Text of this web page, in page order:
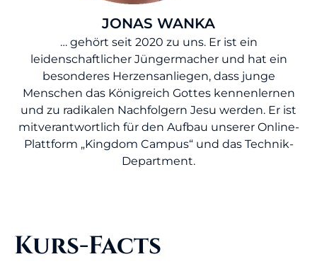
JONAS WANKA
… gehört seit 2020 zu uns. Er ist ein
leidenschaftlicher Jüngermacher und hat ein
besonderes Herzensanliegen, dass junge
Menschen das Königreich Gottes kennenlernen
und zu radikalen Nachfolgern Jesu werden. Er ist
mitverantwortlich für den Aufbau unserer Online-
Plattform „Kingdom Campus“ und das Technik-
Department.
Kurs-Facts